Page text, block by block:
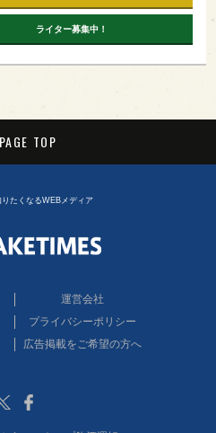
ライター募集中！
PAGE TOP
りたくなるWEBメディア
運営会社
プライバシーポリシー
広告掲載をご希望の方へ
Twitter